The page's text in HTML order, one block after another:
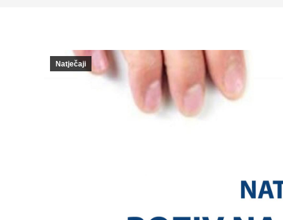
Natječaji